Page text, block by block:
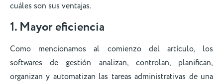
cuáles son sus ventajas.
1. Mayor eficiencia
Como mencionamos al comienzo del artículo, los
softwares de gestión analizan, controlan, planifican,
organizan y automatizan las tareas administrativas de una